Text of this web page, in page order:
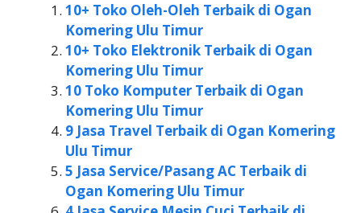
10+ Toko Oleh-Oleh Terbaik di Ogan
Komering Ulu Timur
10+ Toko Elektronik Terbaik di Ogan
Komering Ulu Timur
10 Toko Komputer Terbaik di Ogan
Komering Ulu Timur
9 Jasa Travel Terbaik di Ogan Komering
Ulu Timur
5 Jasa Service/Pasang AC Terbaik di
Ogan Komering Ulu Timur